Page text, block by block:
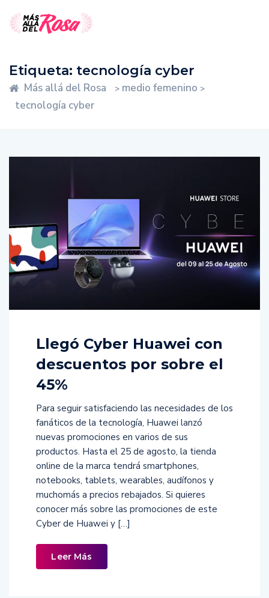
Etiqueta: tecnología cyber
Más allá del Rosa > medio femenino >
tecnología cyber
Llegó Cyber Huawei con
descuentos por sobre el
45%
Para seguir satisfaciendo las necesidades de los
fanáticos de la tecnología, Huawei lanzó
nuevas promociones en varios de sus
productos. Hasta el 25 de agosto, la tienda
online de la marca tendrá smartphones,
notebooks, tablets, wearables, audífonos y
muchomás a precios rebajados. Si quieres
conocer más sobre las promociones de este
Cyber de Huawei y […]
Leer Más